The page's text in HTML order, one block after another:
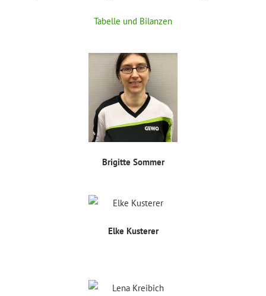
Tabelle und Bilanzen
Brigitte Sommer
Elke Kusterer